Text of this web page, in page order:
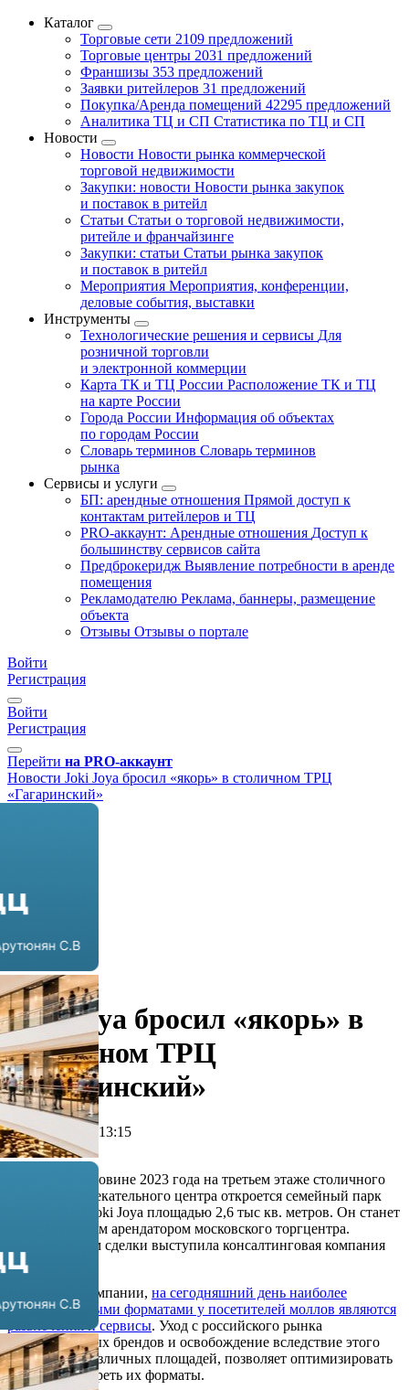
Каталог
Торговые сети 2109 предложений
Торговые центры 2031 предложений
Франшизы 353 предложений
Заявки ритейлеров 31 предложений
Покупка/Аренда помещений 42295 предложений
Аналитика ТЦ и СП Статистика по ТЦ и СП
Новости
Новости Новости рынка коммерческой
торговой недвижимости
Закупки: новости Новости рынка закупок
и поставок в ритейл
Статьи Статьи о торговой недвижимости,
ритейле и франчайзинге
Закупки: статьи Статьи рынка закупок
и поставок в ритейл
Мероприятия Мероприятия, конференции,
деловые события, выставки
Инструменты
Технологические решения и сервисы Для
розничной торговли
и электронной коммерции
Карта ТК и ТЦ России Расположение ТК и ТЦ
на карте России
Города России Информация об объектах
по городам России
Словарь терминов Словарь терминов
рынка
Сервисы и услуги
БП: арендные отношения Прямой доступ к
контактам ритейлеров и ТЦ
PRO-аккаунт: Арендные отношения Доступ к
большинству сервисов сайта
Предброкеридж Выявление потребности в аренде
помещения
Рекламодателю Реклама, баннеры, размещение
объекта
Отзывы Отзывы о портале
Войти
Регистрация
Войти
Регистрация
Перейти на PRO-аккаунт
Новости Joki Joya бросил «якорь» в столичном ТРЦ
«Гагаринский»
Joki Joya бросил «якорь» в
столичном ТРЦ
«Гагаринский»
08.11.2022 г. в 13:15
2 мин
Во второй половине 2023 года на третьем этаже столичного
торгово-развлекательного центра откроется семейный парк
развлечений Joki Joya площадью 2,6 тыс кв. метров. Он станет
новым якорным арендатором московского торгцентра.
Консультантом сделки выступила консалтинговая компания
CORE.XP.
По данным компании, на сегодняшний день наиболее
востребованными форматами у посетителей моллов являются
развлечения и сервисы. Уход с российского рынка
международных брендов и освобождение вследствие этого
помещений различных площадей, позволяет оптимизировать
их и пересмотреть их форматы.